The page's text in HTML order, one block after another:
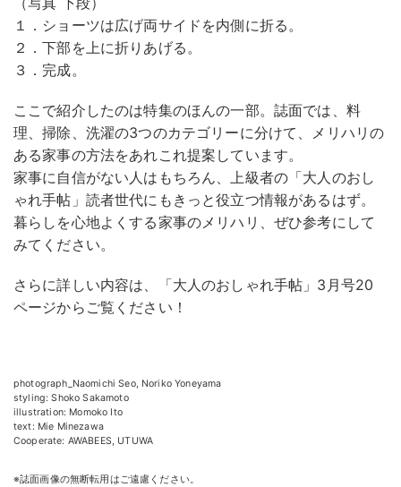
１．ショーツは広げ両サイドを内側に折る。
２．下部を上に折りあげる。
３．完成。
ここで紹介したのは特集のほんの一部。誌面では、料
理、掃除、洗濯の3つのカテゴリーに分けて、メリハリの
ある家事の方法をあれこれ提案しています。
家事に自信がない人はもちろん、上級者の「大人のおし
ゃれ手帖」読者世代にもきっと役立つ情報があるはず。
暮らしを心地よくする家事のメリハリ、ぜひ参考にして
みてください。
さらに詳しい内容は、「大人のおしゃれ手帖」3月号20
ページからご覧ください！
photograph_Naomichi Seo, Noriko Yoneyama
styling: Shoko Sakamoto
illustration: Momoko Ito
text: Mie Minezawa
Cooperate: AWABEES, UTUWA
※誌面画像の無断転用はご遠慮ください。